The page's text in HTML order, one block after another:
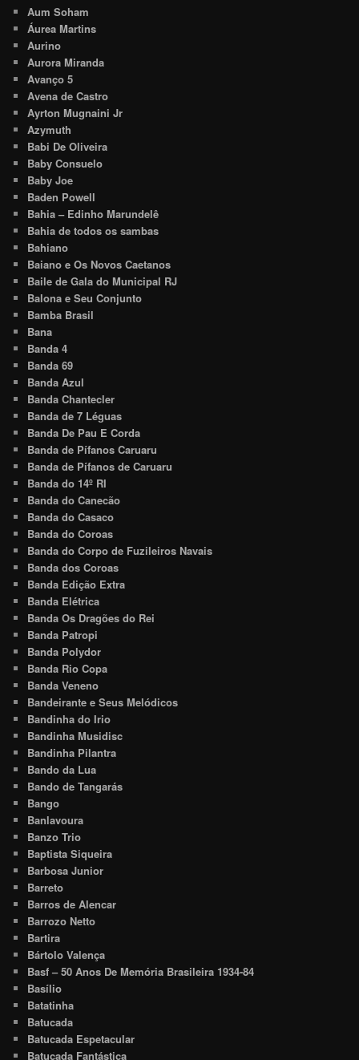
Aum Soham
Áurea Martins
Aurino
Aurora Miranda
Avanço 5
Avena de Castro
Ayrton Mugnaini Jr
Azymuth
Babi De Oliveira
Baby Consuelo
Baby Joe
Baden Powell
Bahia – Edinho Marundelê
Bahia de todos os sambas
Bahiano
Baiano e Os Novos Caetanos
Baile de Gala do Municipal RJ
Balona e Seu Conjunto
Bamba Brasil
Bana
Banda 4
Banda 69
Banda Azul
Banda Chantecler
Banda de 7 Léguas
Banda De Pau E Corda
Banda de Pífanos Caruaru
Banda de Pífanos de Caruaru
Banda do 14º RI
Banda do Canecão
Banda do Casaco
Banda do Coroas
Banda do Corpo de Fuzileiros Navais
Banda dos Coroas
Banda Edição Extra
Banda Elétrica
Banda Os Dragões do Rei
Banda Patropi
Banda Polydor
Banda Rio Copa
Banda Veneno
Bandeirante e Seus Melódicos
Bandinha do Irio
Bandinha Musidisc
Bandinha Pilantra
Bando da Lua
Bando de Tangarás
Bango
Banlavoura
Banzo Trio
Baptista Siqueira
Barbosa Junior
Barreto
Barros de Alencar
Barrozo Netto
Bartira
Bártolo Valença
Basf – 50 Anos De Memória Brasileira 1934-84
Basílio
Batatinha
Batucada
Batucada Espetacular
Batucada Fantástica